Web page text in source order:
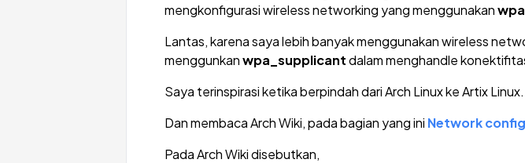
mengkonfigurasi wireless networking yang menggunakan
Lantas, karena saya lebih banyak menggunakan wireless
menggunkanwpa_supplicantdalam menghandle
Saya terinspirasi ketika berpindah dari Arch Linux ke Artix Linux.
Dan membaca Arch Wiki, pada bagian yang ini Network
Pada Arch Wiki disebutkan,